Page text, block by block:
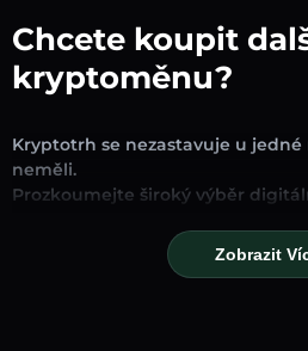
Chcete koupit
kryptoměnu?
Kryptotrh se nezastavuje u
neměli.
Prozkoumejte široký výběr
hledáte zavedené stablecoiny,
trendové nové tokeny, najdete je
Zobrazit